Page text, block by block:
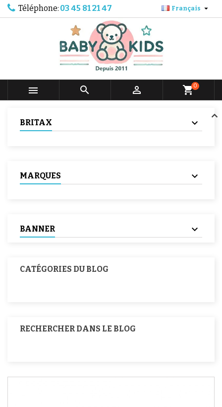
Téléphone: 03 45 81 21 47 Français 
   shopping_cart0
BRITAX
MARQUES
BANNER
CATÉGORIES DU BLOG
RECHERCHER DANS LE BLOG